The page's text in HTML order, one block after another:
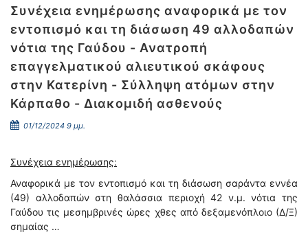
Συνέχεια ενημέρωσης αναφορικά με τον
εντοπισμό και τη διάσωση 49 αλλοδαπών
νότια της Γαύδου - Ανατροπή
επαγγελματικού αλιευτικού σκάφους
στην Κατερίνη - Σύλληψη ατόμων στην
Κάρπαθο - Διακομιδή ασθενούς
01/12/2024 9 μμ.
Συνέχεια ενημέρωσης:
Αναφορικά με τον εντοπισμό και τη διάσωση σαράντα εννέα
(49) αλλοδαπών στη θαλάσσια περιοχή 42 ν.μ. νότια της
Γαύδου τις μεσημβρινές ώρες χθες από δεξαμενόπλοιο (Δ/Ξ)
σημαίας …